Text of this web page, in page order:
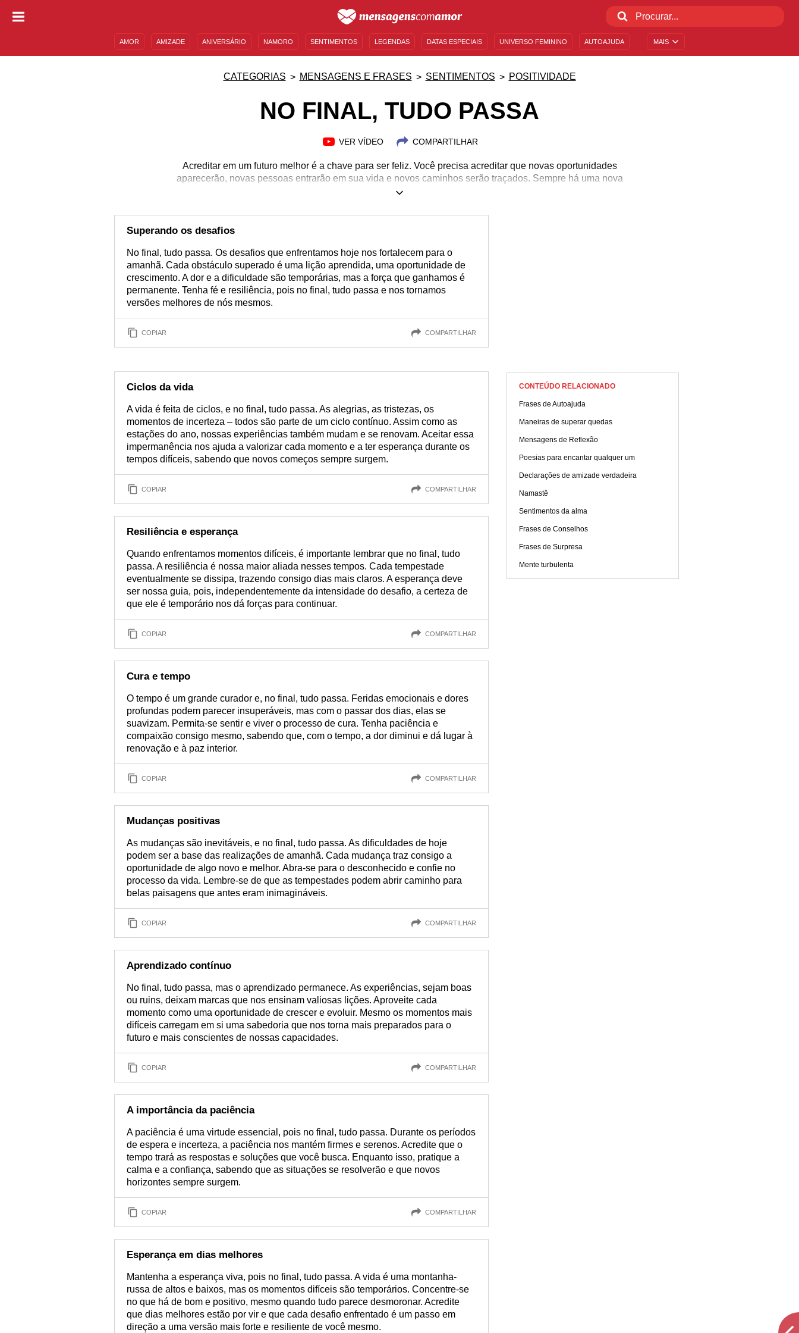
MAIS
AMOR AMIZADE ANIVERSÁRIO NAMORO SENTIMENTOS LEGENDAS DATAS ESPECIAIS UNIVERSO FEMININO AUTOAJUDA
CATEGORIAS MENSAGENS E FRASES SENTIMENTOS POSITIVIDADE
NO FINAL, TUDO PASSA
VER VÍDEO COMPARTILHAR
Acreditar em um futuro melhor é a chave para ser feliz. Você precisa acreditar que novas oportunidades
aparecerão, novas pessoas entrarão em sua vida e novos caminhos serão traçados. Sempre há uma nova
maneira de ver a vida!
Superando os desafios
No final, tudo passa. Os desafios que enfrentamos hoje nos fortalecem para o
amanhã. Cada obstáculo superado é uma lição aprendida, uma oportunidade de
crescimento. A dor e a dificuldade são temporárias, mas a força que ganhamos é
permanente. Tenha fé e resiliência, pois no final, tudo passa e nos tornamos
versões melhores de nós mesmos.
COPIAR COMPARTILHAR
Ciclos da vida
A vida é feita de ciclos, e no final, tudo passa. As alegrias, as tristezas, os
momentos de incerteza – todos são parte de um ciclo contínuo. Assim como as
estações do ano, nossas experiências também mudam e se renovam. Aceitar essa
impermanência nos ajuda a valorizar cada momento e a ter esperança durante os
tempos difíceis, sabendo que novos começos sempre surgem.
COPIAR COMPARTILHAR
Resiliência e esperança
Quando enfrentamos momentos difíceis, é importante lembrar que no final, tudo
passa. A resiliência é nossa maior aliada nesses tempos. Cada tempestade
eventualmente se dissipa, trazendo consigo dias mais claros. A esperança deve
ser nossa guia, pois, independentemente da intensidade do desafio, a certeza de
que ele é temporário nos dá forças para continuar.
COPIAR COMPARTILHAR
Cura e tempo
O tempo é um grande curador e, no final, tudo passa. Feridas emocionais e dores
profundas podem parecer insuperáveis, mas com o passar dos dias, elas se
suavizam. Permita-se sentir e viver o processo de cura. Tenha paciência e
compaixão consigo mesmo, sabendo que, com o tempo, a dor diminui e dá lugar à
renovação e à paz interior.
COPIAR COMPARTILHAR
Mudanças positivas
As mudanças são inevitáveis, e no final, tudo passa. As dificuldades de hoje
podem ser a base das realizações de amanhã. Cada mudança traz consigo a
oportunidade de algo novo e melhor. Abra-se para o desconhecido e confie no
processo da vida. Lembre-se de que as tempestades podem abrir caminho para
belas paisagens que antes eram inimagináveis.
COPIAR COMPARTILHAR
Aprendizado contínuo
No final, tudo passa, mas o aprendizado permanece. As experiências, sejam boas
ou ruins, deixam marcas que nos ensinam valiosas lições. Aproveite cada
momento como uma oportunidade de crescer e evoluir. Mesmo os momentos mais
difíceis carregam em si uma sabedoria que nos torna mais preparados para o
futuro e mais conscientes de nossas capacidades.
COPIAR COMPARTILHAR
A importância da paciência
A paciência é uma virtude essencial, pois no final, tudo passa. Durante os períodos
de espera e incerteza, a paciência nos mantém firmes e serenos. Acredite que o
tempo trará as respostas e soluções que você busca. Enquanto isso, pratique a
calma e a confiança, sabendo que as situações se resolverão e que novos
horizontes sempre surgem.
COPIAR COMPARTILHAR
Esperança em dias melhores
Mantenha a esperança viva, pois no final, tudo passa. A vida é uma montanha-
russa de altos e baixos, mas os momentos difíceis são temporários. Concentre-se
no que há de bom e positivo, mesmo quando tudo parece desmoronar. Acredite
que dias melhores estão por vir e que cada desafio enfrentado é um passo em
direção a uma versão mais forte e resiliente de você mesmo.
CONTEÚDO RELACIONADO
Frases de Autoajuda
Maneiras de superar quedas
Mensagens de Reflexão
Poesias para encantar qualquer um
Declarações de amizade verdadeira
Namastê
Sentimentos da alma
Frases de Conselhos
Frases de Surpresa
Mente turbulenta